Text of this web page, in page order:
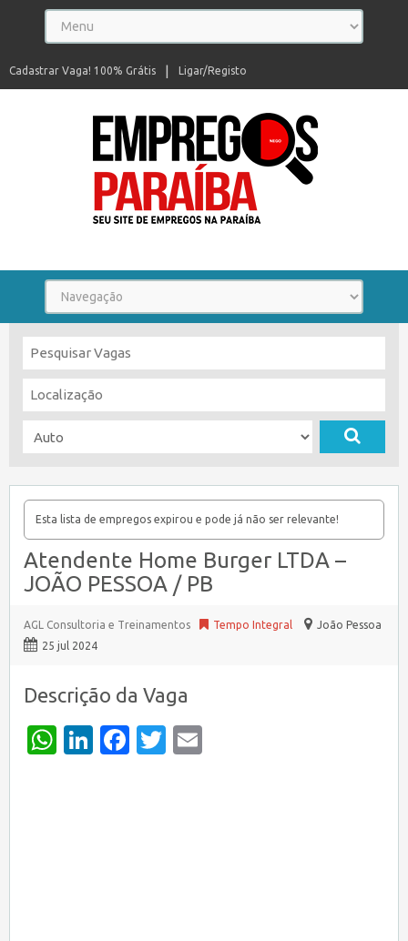
Ligar/Registo
Cadastrar Vaga! 100% Grátis
Esta lista de empregos expirou e pode já não ser relevante!
Atendente Home Burger LTDA –
JOÃO PESSOA / PB
AGL Consultoria e Treinamentos Tempo Integral
João Pessoa
25 jul 2024
Descrição da Vaga
WhatsApp
LinkedIn
Facebook
Twitter